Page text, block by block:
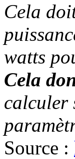
Cela
watts
Cela
calculer
Source :